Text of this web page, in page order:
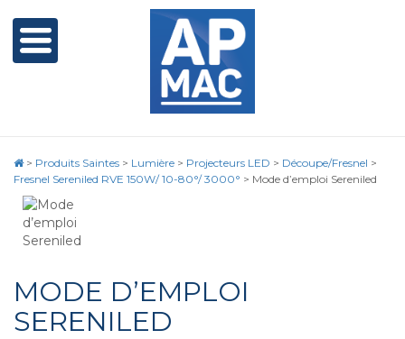
> Produits Saintes > Lumière > Projecteurs LED > Découpe/Fresnel >
Fresnel Sereniled RVE 150W/ 10-80°/ 3000° > Mode d’emploi Sereniled
MODE D’EMPLOI
SERENILED